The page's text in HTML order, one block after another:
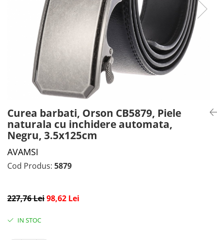
CADOU NAȘI
BRATARI DAMĂ
PORTOFELE DAMĂ
GENTI DAMĂ
RUCSACURI DAMĂ
CURELE DAMĂ
Curea barbati, Orson CB5879, Piele
naturala cu inchidere automata,
Negru, 3.5x125cm
AVAMSI
Cod Produs: 5879
227,76 Lei98,62 Lei
IN STOC